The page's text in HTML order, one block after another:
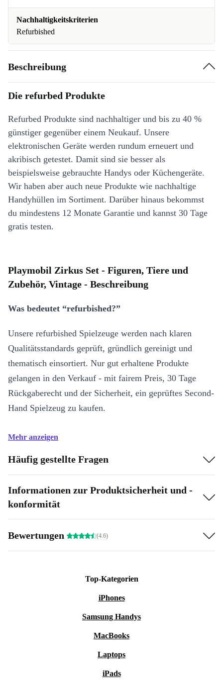
Nachhaltigkeitskriterien
Refurbished
Beschreibung
Die refurbed Produkte
Refurbed Produkte sind nachhaltiger und bis zu 40 %
günstiger gegenüber einem Neukauf. Unsere
elektronischen Geräte werden rundum erneuert und
akribisch getestet. Damit sind sie besser als
beispielsweise gebrauchte Handys oder Küchengeräte.
Wir haben aber auch neue Produkte wie nachhaltige
Handyhüllen im Sortiment. Darüber hinaus bekommst
du mindestens 12 Monate Garantie und kannst 30 Tage
gratis testen.
Playmobil Zirkus Set - Figuren, Tiere und
Zubehör, Vintage - Beschreibung
Was bedeutet “refurbished?”
Unsere refurbished Spielzeuge werden nach klaren
Qualitätsstandards geprüft, gründlich gereinigt und
thematisch einsortiert. Nur gut erhaltene Produkte
gelangen in den Verkauf - mit fairem Preis, 30 Tage
Rückgaberecht und der Sicherheit, ein geprüftes Second-
Hand Spielzeug zu kaufen.
Mehr anzeigen
Häufig gestellte Fragen
Informationen zur Produktsicherheit und -
konformität
Bewertungen (4.6)
Top-Kategorien
iPhones
Samsung Handys
MacBooks
Laptops
iPads